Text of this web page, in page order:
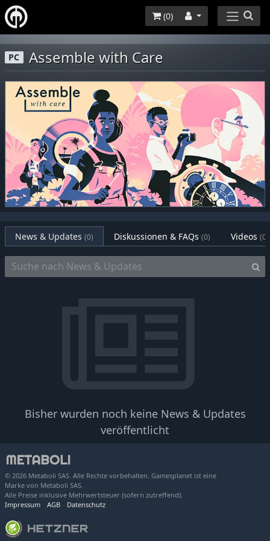
(0)
PC Assemble with Care
News & Updates (0) Diskussionen & FAQs (0) Videos (0)
Bisher wurden noch keine News & Updates
veröffentlicht
© 2026 Metaboli SAS. Alle Rechte vorbehalten. Gamesplanet ist eine
Marke von Metaboli SAS.
Alle Preise inklusive Mehrwertsteuer (sofern zutreffend).
Impressum
AGB Datenschutz